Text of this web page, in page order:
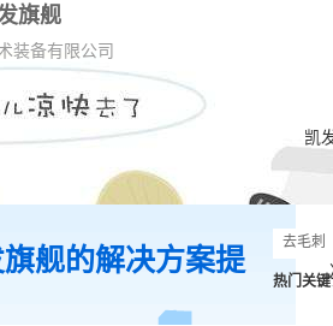
旗舰
装备有限公司
凯
舰的解决方案提
热门关